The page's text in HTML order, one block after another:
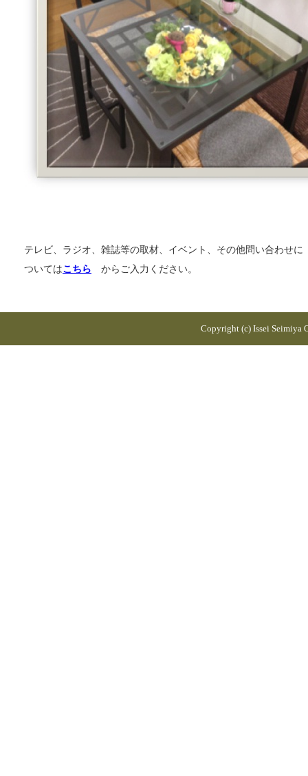
テレビ、ラジオ、雑誌等の取材、イベント、その他問い合わせに
ついてはこちら からご入力ください。
Copyright (c) Issei Seimiya